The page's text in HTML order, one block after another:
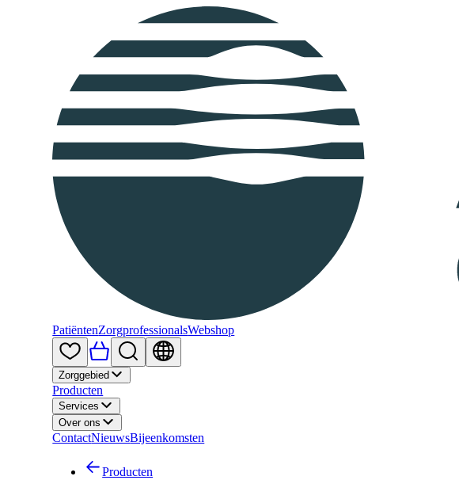
PatiëntenZorgprofessionalsWebshop
Zorggebied
Producten
Services
Over ons
ContactNieuwsBijeenkomsten
Producten